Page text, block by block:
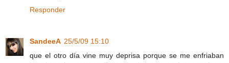
Responder
SandeeA 25/5/09 15:10
que el otro día vine muy deprisa porque se me enfriaban